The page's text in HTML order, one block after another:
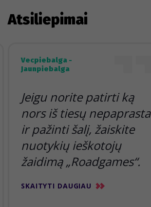
Atsiliepimai
Vecpiebalga -
Jaunpiebalga
Jeigu norite patirti ką
nors iš tiesų nepaprasta
ir pažinti šalį, žaiskite
nuotykių ieškotojų
žaidimą „Roadgames“.
SKAITYTI DAUGIAU